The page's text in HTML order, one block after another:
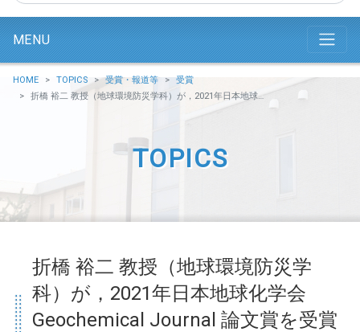
MENU
HOME TOPICS 受賞・報道等
受賞
折橋 裕二 教授（地球環境防災学科）が，2021年日本地球化学会 Geochemical Journal 論文賞を受賞しました。
TOPICS
折橋 裕二 教授（地球環境防災学
科）が，2021年日本地球化学会
Geochemical Journal 論文賞を受賞